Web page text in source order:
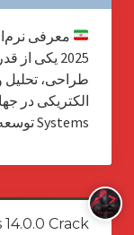
2025 یکی
طراحی،
Systems توسعه یافته…